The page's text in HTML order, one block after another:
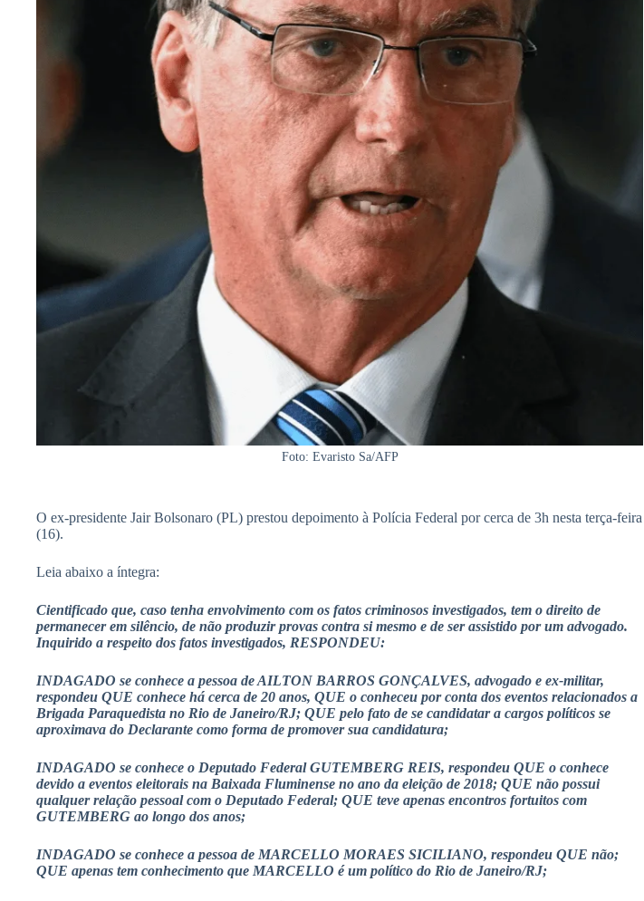
Foto: Evaristo Sa/AFP
O ex-presidente Jair Bolsonaro (PL) prestou depoimento à Polícia Federal por cerca de 3h nesta terça-feira
(16).
Leia abaixo a íntegra:
Cientificado que, caso tenha envolvimento com os fatos criminosos investigados, tem o direito de
permanecer em silêncio, de não produzir provas contra si mesmo e de ser assistido por um advogado.
Inquirido a respeito dos fatos investigados, RESPONDEU:
INDAGADO se conhece a pessoa de AILTON BARROS GONÇALVES, advogado e ex-militar,
respondeu QUE conhece há cerca de 20 anos, QUE o conheceu por conta dos eventos relacionados a
Brigada Paraquedista no Rio de Janeiro/RJ; QUE pelo fato de se candidatar a cargos políticos se
aproximava do Declarante como forma de promover sua candidatura;
INDAGADO se conhece o Deputado Federal GUTEMBERG REIS, respondeu QUE o conhece
devido a eventos eleitorais na Baixada Fluminense no ano da eleição de 2018; QUE não possui
qualquer relação pessoal com o Deputado Federal; QUE teve apenas encontros fortuitos com
GUTEMBERG ao longo dos anos;
INDAGADO se conhece a pessoa de MARCELLO MORAES SICILIANO, respondeu QUE não;
QUE apenas tem conhecimento que MARCELLO é um político do Rio de Janeiro/RJ;